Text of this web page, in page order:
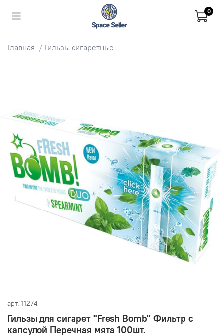
0
Главная Гильзы сигаретные
арт. 11274
Гильзы для сигарет "Fresh Bomb" Фильтр с
капсулой Перечная мята 100шт.